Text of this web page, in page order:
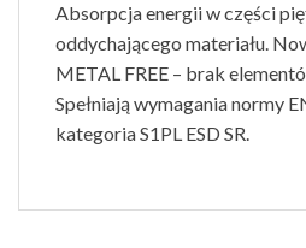
Absorpcja energii w części
oddychającego materiału.
METAL FREE – brak
Spełniają wymagania normy
kategoria S1PL ESD SR.